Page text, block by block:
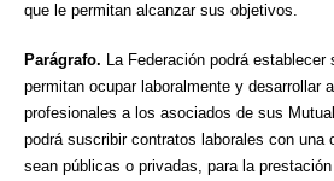
que le permitan alcanzar sus objetivos.
Parágrafo. La Federación podrá
permitan ocupar laboralmente y desarrollar
profesionales a los asociados de sus
podrá suscribir contratos laborales con una
sean públicas o privadas, para la